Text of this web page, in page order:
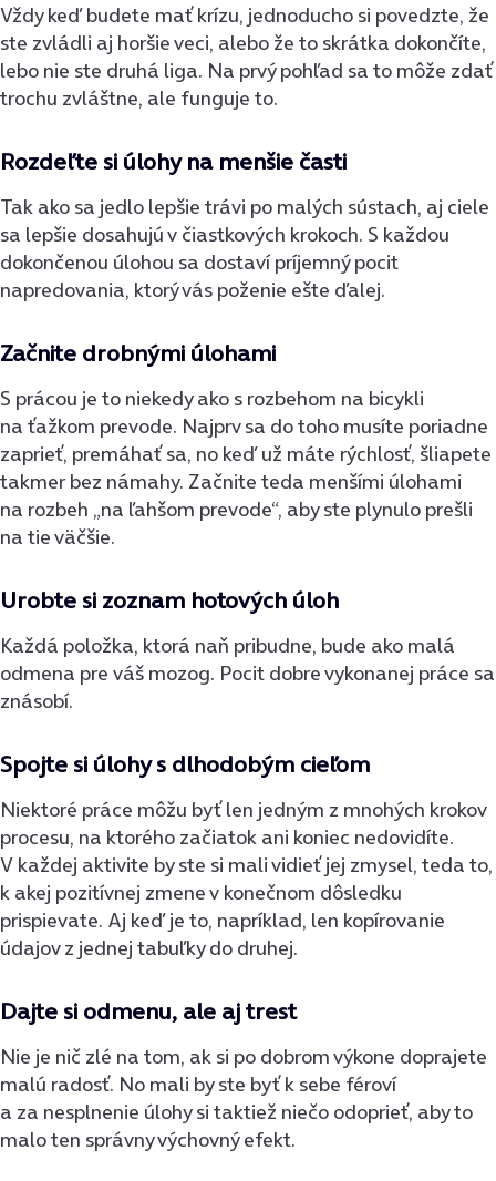
Vždy keď budete mať krízu, jednoducho si povedzte, že
ste zvládli aj horšie veci, alebo že to skrátka dokončíte,
lebo nie ste druhá liga. Na prvý pohľad sa to môže zdať
trochu zvláštne, ale funguje to.
Rozdeľte si úlohy na menšie časti
Tak ako sa jedlo lepšie trávi po malých sústach, aj ciele
sa lepšie dosahujú v čiastkových krokoch. S každou
dokončenou úlohou sa dostaví príjemný pocit
napredovania, ktorý vás poženie ešte ďalej.
Začnite drobnými úlohami
S prácou je to niekedy ako s rozbehom na bicykli
na ťažkom prevode. Najprv sa do toho musíte poriadne
zaprieť, premáhať sa, no keď už máte rýchlosť, šliapete
takmer bez námahy. Začnite teda menšími úlohami
na rozbeh „na ľahšom prevode“, aby ste plynulo prešli
na tie väčšie.
Urobte si zoznam hotových úloh
Každá položka, ktorá naň pribudne, bude ako malá
odmena pre váš mozog. Pocit dobre vykonanej práce sa
znásobí.
Spojte si úlohy s dlhodobým cieľom
Niektoré práce môžu byť len jedným z mnohých krokov
procesu, na ktorého začiatok ani koniec nedovidíte.
V každej aktivite by ste si mali vidieť jej zmysel, teda to,
k akej pozitívnej zmene v konečnom dôsledku
prispievate. Aj keď je to, napríklad, len kopírovanie
údajov z jednej tabuľky do druhej.
Dajte si odmenu, ale aj trest
Nie je nič zlé na tom, ak si po dobrom výkone doprajete
malú radosť. No mali by ste byť k sebe féroví
a za nesplnenie úlohy si taktiež niečo odoprieť, aby to
malo ten správny výchovný efekt.